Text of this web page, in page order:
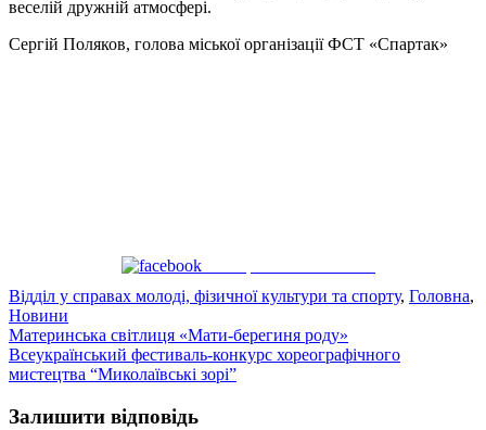
веселій дружній атмосфері.
Сергій Поляков, голова міської організації ФСТ «Спартак»
Відділ у справах молоді, фізичної культури та спорту, Головна,
Новини
Навігація
записів
Материнська світлиця «Мати-берегиня роду»
Всеукраїнський фестиваль-конкурс хореографічного
мистецтва “Миколаївські зорі”
Залишити відповідь